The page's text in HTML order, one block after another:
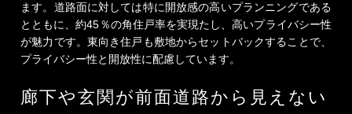
ます。道路面に対しては特に開放感の高いプランニングである
とともに、約45％の角住戸率を実現たし、高いプライバシー性
が魅力です。東向き住戸も敷地からセットバックすることで、
プライバシー性と開放性に配慮しています。
廊下や玄関が前面道路から見えない